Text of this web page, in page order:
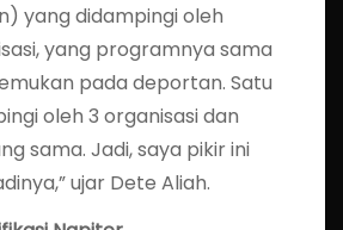
yang didampingi oleh
yang programnya sama
pada deportan. Satu
oleh 3 organisasi dan
sama. Jadi, saya pikir ini
ujar Dete Aliah.